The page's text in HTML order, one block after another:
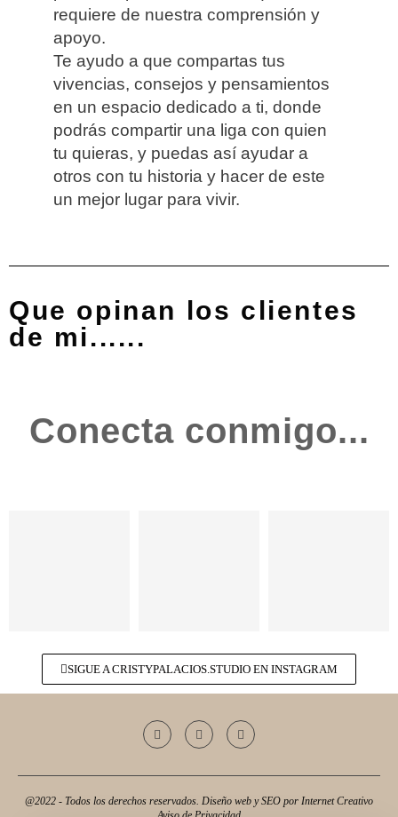
requiere de nuestra comprensión y
apoyo.
Te ayudo a que compartas tus
vivencias, consejos y pensamientos
en un espacio dedicado a ti, donde
podrás compartir una liga con quien
tu quieras, y puedas así ayudar a
otros con tu historia y hacer de este
un mejor lugar para vivir.
Que opinan los clientes
de mi......
Conecta conmigo...
SIGUE A CRISTYPALACIOS.STUDIO EN INSTAGRAM
@2022 - Todos los derechos reservados. Diseño web y SEO por Internet Creativo